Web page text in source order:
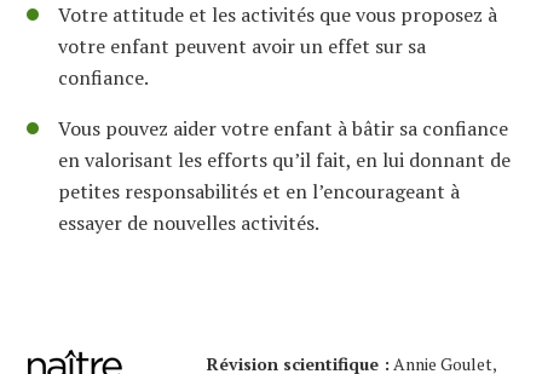
Votre attitude et les activités que vous proposez à
votre enfant peuvent avoir un effet sur sa
confiance.
Vous pouvez aider votre enfant à bâtir sa confiance
envalorisant les efforts qu’il fait, en lui donnant de
petites responsabilités et en l’encourageant à
essayer de nouvelles activités.
Révision scientifique : Annie Goulet,